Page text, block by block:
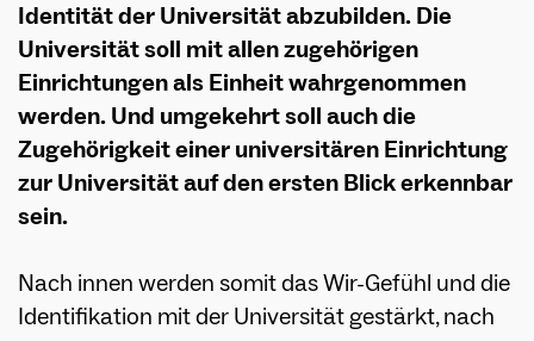
Identität der Universität abzubilden. Die
Universität soll mit allen zugehörigen
Einrichtungen als Einheit wahrgenommen
werden. Und umgekehrt soll auch die
Zugehörigkeit einer universitären Einrichtung
zur Universität auf den ersten Blick erkennbar
sein.
Nach innen werden somit das Wir-Gefühl und die
Identifikation mit der Universität gestärkt, nach